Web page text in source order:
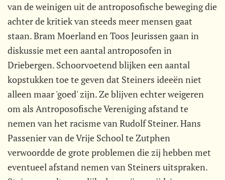
van de weinigen uit de antroposofische beweging die
achter de kritiek van steeds meer mensen gaat
staan. Bram Moerland en Toos Jeurissen gaan in
diskussie met een aantal antroposofen in
Driebergen. Schoorvoetend blijken een aantal
kopstukken toe te geven dat Steiners ideeën niet
alleen maar 'goed' zijn. Ze blijven echter weigeren
om als Antroposofische Vereniging afstand te
nemen van het racisme van Rudolf Steiner. Hans
Passenier van de Vrije School te Zutphen
verwoordde de grote problemen die zij hebben met
eventueel afstand nemen van Steiners uitspraken.